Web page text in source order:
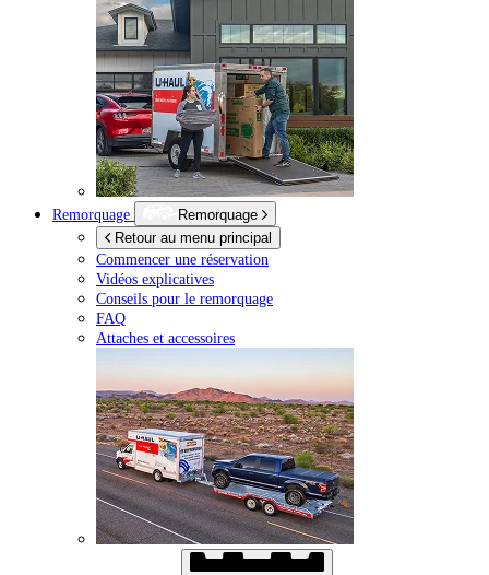
Remorquage
Remorquage
Retour au menu principal
Commencer une réservation
Vidéos explicatives
Conseils pour le remorquage
FAQ
Attaches et accessoires